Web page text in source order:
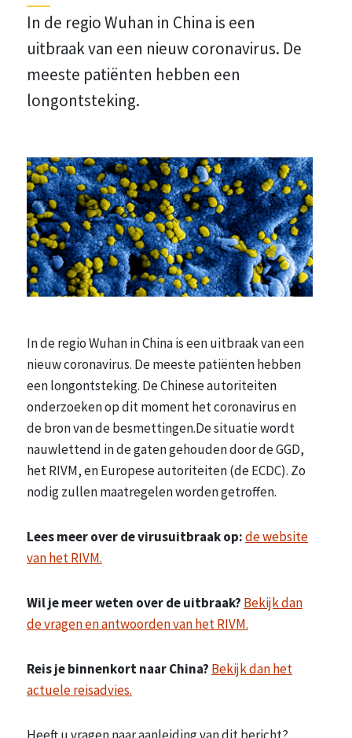
In de regio Wuhan in China is een
uitbraak van een nieuw coronavirus. De
meeste patiënten hebben een
longontsteking.
In de regio Wuhan in China is een uitbraak van een
nieuw coronavirus. De meeste patiënten hebben
een longontsteking. De Chinese autoriteiten
onderzoeken op dit moment het coronavirus en
de bron van de besmettingen.De situatie wordt
nauwlettend in de gaten gehouden door de GGD,
het RIVM, en Europese autoriteiten (de ECDC). Zo
nodig zullen maatregelen worden getroffen.
Lees meer over de virusuitbraak op:de website
van het RIVM.
Wil je meer weten over de uitbraak? Bekijk dan
de vragen en antwoorden van het RIVM.
Reis je binnenkort naar China? Bekijk dan het
actuele reisadvies.